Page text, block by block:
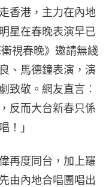
香港，主力在內地
星在春晚表演早已
視春晚》邀請無綫
、馬德鐘表演，演
致敬。網友直言︰
反而大台新春只係
！」
再度同台，加上羅
由內地合唱團唱出